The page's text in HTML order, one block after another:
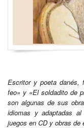
Escritor y poeta danés,
feo» y «El soldadito de
son algunas de sus
idiomas y adaptadas
juegos en CD y obras de